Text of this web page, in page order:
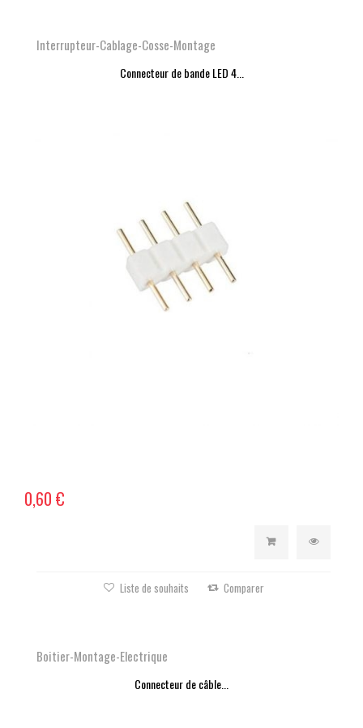
Interrupteur-Cablage-Cosse-Montage
Connecteur de bande LED 4...
0,60 €
Liste de souhaits Comparer
Boitier-Montage-Electrique
Connecteur de câble...